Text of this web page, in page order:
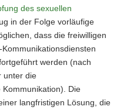
des sexuellen
in der Folge vorläufige
dass die freiwilligen
werden (nach
unter die
Die
langfristigen Lösung, die